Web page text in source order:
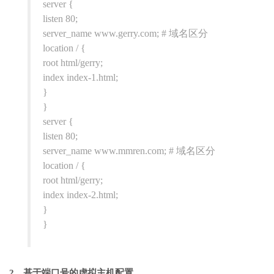
server {
listen 80;
server_name www.gerry.com; # 域名区分
location / {
root html/gerry;
index index-1.html;
}
}
server {
listen 80;
server_name www.mmren.com; # 域名区分
location / {
root html/gerry;
index index-2.html;
}
}